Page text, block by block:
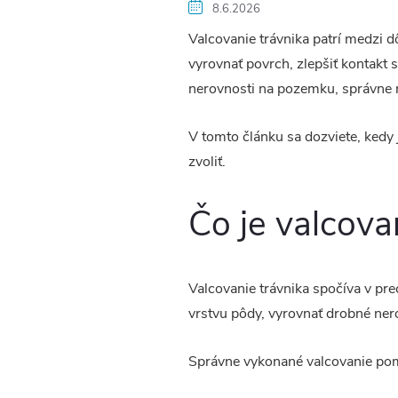
8.6.2026
Valcovanie trávnika patrí medzi
vyrovnať povrch, zlepšiť kontakt
nerovnosti na pozemku,
V tomto článku sa dozviete,
zvoliť.
Čo je
Valcovanie trávnika spočíva v
vrstvu pôdy, vyrovnať drobné
Správne vykonané valcovanie